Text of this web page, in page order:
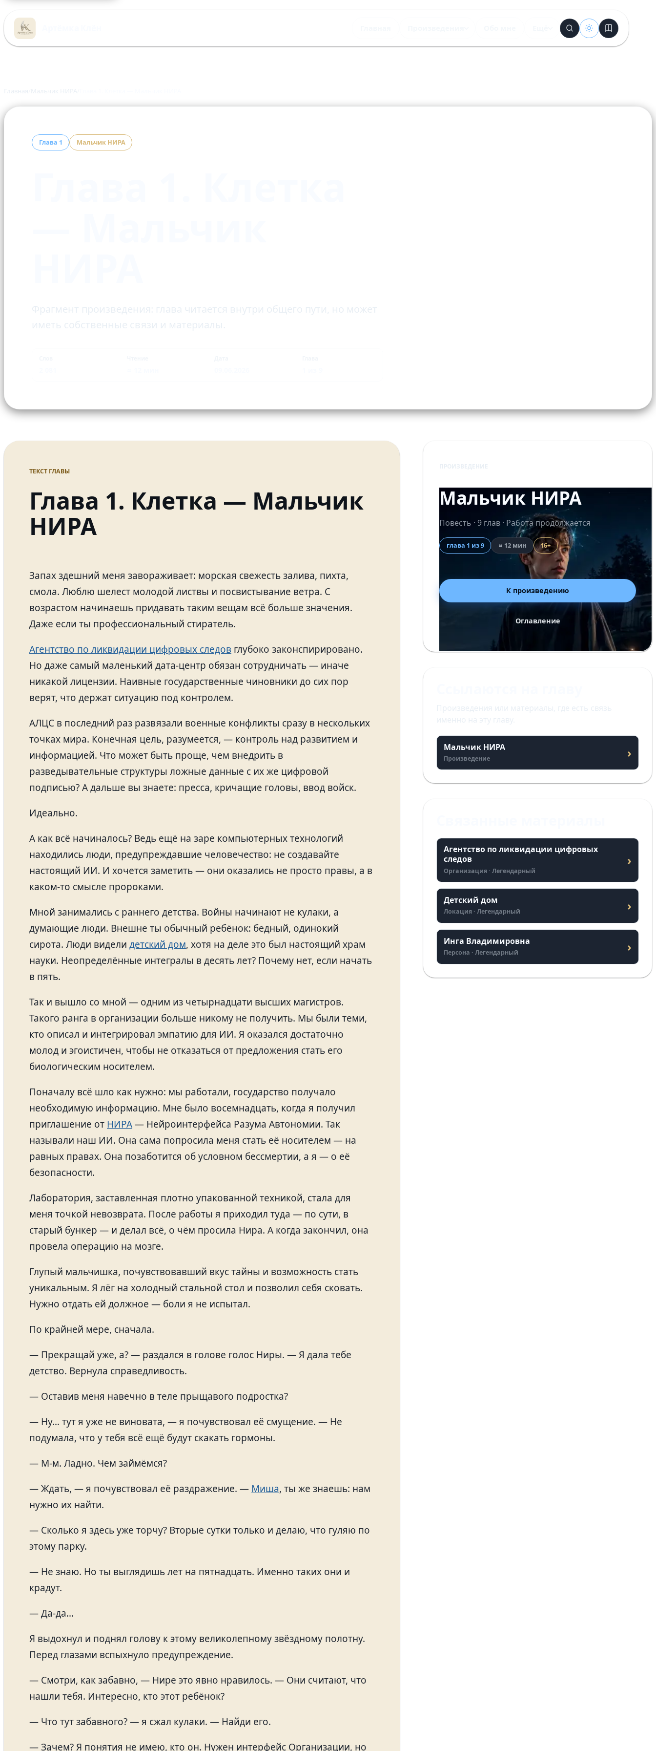
к
содержимому
Глава 1 Мальчик НИРА
ТЕКСТ ГЛАВЫ
Глава 1. Клетка — Мальчик
НИРА
Запах здешний меня завораживает: морская свежесть залива, пихта,
смола. Люблю шелест молодой листвы и посвистывание ветра. С
возрастом начинаешь придавать таким вещам всё больше значения.
Даже если ты профессиональный стиратель.
Агентство по ликвидации цифровых следов глубоко законспирировано.
Но даже самый маленький дата-центр обязан сотрудничать — иначе
никакой лицензии. Наивные государственные чиновники до сих пор
верят, что держат ситуацию под контролем.
АЛЦС в последний раз развязали военные конфликты сразу в нескольких
точках мира. Конечная цель, разумеется, — контроль над развитием и
информацией. Что может быть проще, чем внедрить в
разведывательные структуры ложные данные с их же цифровой
подписью? А дальше вы знаете: пресса, кричащие головы, ввод войск.
Идеально.
А как всё начиналось? Ведь ещё на заре компьютерных технологий
находились люди, предупреждавшие человечество: не создавайте
настоящий ИИ. И хочется заметить — они оказались не просто правы, а в
каком-то смысле пророками.
Мной занимались с раннего детства. Войны начинают не кулаки, а
думающие люди. Внешне ты обычный ребёнок: бедный, одинокий
сирота. Люди видели детский дом, хотя на деле это был настоящий храм
науки. Неопределённые интегралы в десять лет? Почему нет, если начать
в пять.
Так и вышло со мной — одним из четырнадцати высших магистров.
Такого ранга в организации больше никому не получить. Мы были теми,
кто описал и интегрировал эмпатию для ИИ. Я оказался достаточно
молод и эгоистичен, чтобы не отказаться от предложения стать его
биологическим носителем.
Поначалу всё шло как нужно: мы работали, государство получало
необходимую информацию. Мне было восемнадцать, когда я получил
приглашение от НИРА— Нейроинтерфейса Разума Автономии. Так
называли наш ИИ. Она сама попросила меня стать её носителем — на
равных правах. Она позаботится об условном бессмертии, а я — о её
безопасности.
Лаборатория, заставленная плотно упакованной техникой, стала для
меня точкой невозврата. После работы я приходил туда — по сути, в
старый бункер — и делал всё, о чём просила Нира. А когда закончил, она
провела операцию на мозге.
Глупый мальчишка, почувствовавший вкус тайны и возможность стать
уникальным. Я лёг на холодный стальной стол и позволил себя сковать.
Нужно отдать ей должное — боли я не испытал.
По крайней мере, сначала.
— Прекращай уже, а? — раздался в голове голос Ниры. — Я дала тебе
детство. Вернула справедливость.
— Оставив меня навечно в теле прыщавого подростка?
— Ну… тут я уже не виновата, — я почувствовал её смущение. — Не
подумала, что у тебя всё ещё будут скакать гормоны.
— М-м. Ладно. Чем займёмся?
— Ждать, — я почувствовал её раздражение. — Миша, ты же знаешь: нам
нужно их найти.
— Сколько я здесь уже торчу? Вторые сутки только и делаю, что гуляю по
этому парку.
— Не знаю. Но ты выглядишь лет на пятнадцать. Именно таких они и
крадут.
— Да-да…
Я выдохнул и поднял голову к этому великолепному звёздному полотну.
Перед глазами вспыхнуло предупреждение.
— Смотри, как забавно, — Нире это явно нравилось. — Они считают, что
нашли тебя. Интересно, кто этот ребёнок?
— Что тут забавного? — я сжал кулаки. — Найди его.
— Зачем? Я понятия не имею, кто он. Нужен интерфейс Организации, но
Мальчик НИРА
Повесть · 9 глав · Работа продолжается
глава 1 из 9 ≈ 12 мин 16+
К произведению
Оглавление
Мальчик НИРА
Произведение ›
Агентство по ликвидации цифровых
следов
Организация · Легендарный
›
Детский дом
Локация · Легендарный ›
Инга Владимировна
Персона · Легендарный ›